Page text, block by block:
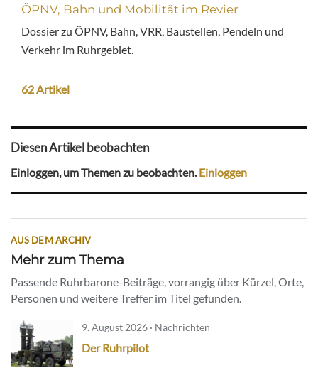
ÖPNV, Bahn und Mobilität im Revier
Dossier zu ÖPNV, Bahn, VRR, Baustellen, Pendeln und
Verkehr im Ruhrgebiet.
62 Artikel
Diesen Artikel beobachten
Einloggen, um Themen zu beobachten.Einloggen
AUS DEM ARCHIV
Mehr zum Thema
Passende Ruhrbarone-Beiträge, vorrangig über Kürzel, Orte,
Personen und weitere Treffer im Titel gefunden.
9. August 2026 · Nachrichten
Der Ruhrpilot